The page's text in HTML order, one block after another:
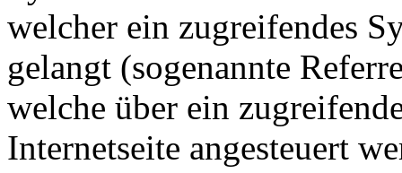
welcher ein zugreifendes
gelangt (sogenannte
welche über ein
Internetseite angesteuert